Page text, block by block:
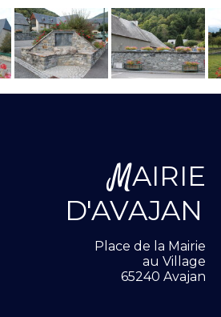
MAIRIE
D'AVAJAN
Place de la Mairie
au Village
65240 Avajan